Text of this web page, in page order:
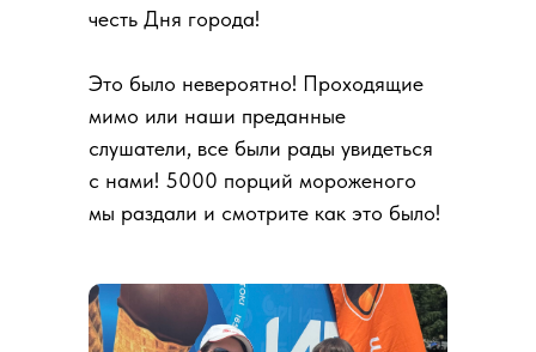
честь Дня города!
Это было невероятно! Проходящие
мимо или наши преданные
слушатели, все были рады увидеться
с нами! 5000 порций мороженого
мы раздали и смотрите как это было!